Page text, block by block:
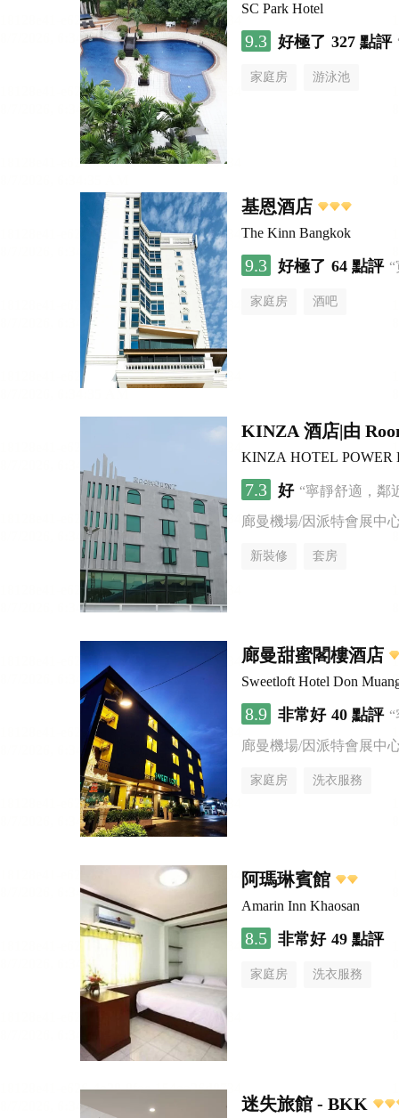
SC Park Hotel
9.3 好極了 327 點評
家庭房 游泳池
基恩酒店
The Kinn Bangkok
9.3 好極了 64 點評
家庭房 酒吧
KINZA 酒店|由
KINZA HOTEL POWER
7.3 好 “寧靜舒適，鄰
廊曼機場/因派特會展中
新裝修 套房
廊曼甜蜜閣樓酒店
Sweetloft Hotel Don
8.9 非常好 40 點評
廊曼機場/因派特會展中
家庭房 洗衣服務
阿瑪琳賓館
Amarin Inn Khaosan
8.5 非常好 49 點評
家庭房 洗衣服務
迷失旅館 - BKK